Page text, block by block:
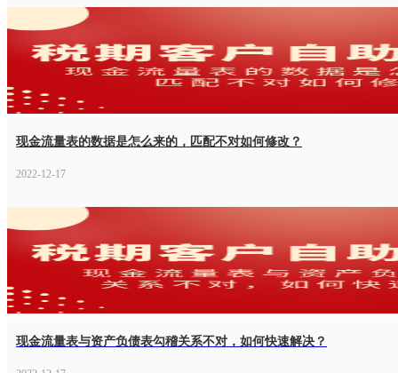
现金流量表的数据是怎么来的，匹配不对如何修改？
2022-12-17
现金流量表与资产负债表勾稽关系不对，如何快速解决？